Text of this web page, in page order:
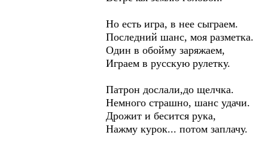
Но есть игра, в нее сыграем.
Последний шанс, моя разметка.
Один в обойму заряжаем,
Играем в русскую рулетку.
Патрон дослали,до щелчка.
Немного страшно, шанс удачи.
Дрожит и бесится рука,
Нажму курок... потом заплачу.